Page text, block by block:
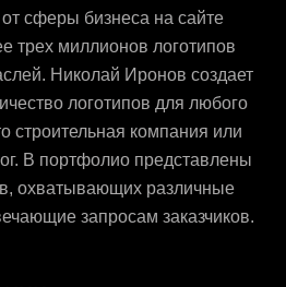
сферы бизнеса на сайте
трех миллионов логотипов
Николай Иронов создает
логотипов для любого
строительная компания или
В портфолио представлены
охватывающих различные
запросам заказчиков.